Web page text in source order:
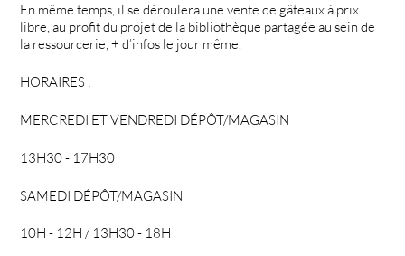
En même temps, il se déroulera une vente de gâteaux à prix
libre, au profit du projet de la bibliothèque partagée au sein de
la ressourcerie, + d’infos le jour même.
HORAIRES :
MERCREDI ET VENDREDI DÉPÔT/MAGASIN
13H30 - 17H30
SAMEDI DÉPÔT/MAGASIN
10H - 12H / 13H30 - 18H